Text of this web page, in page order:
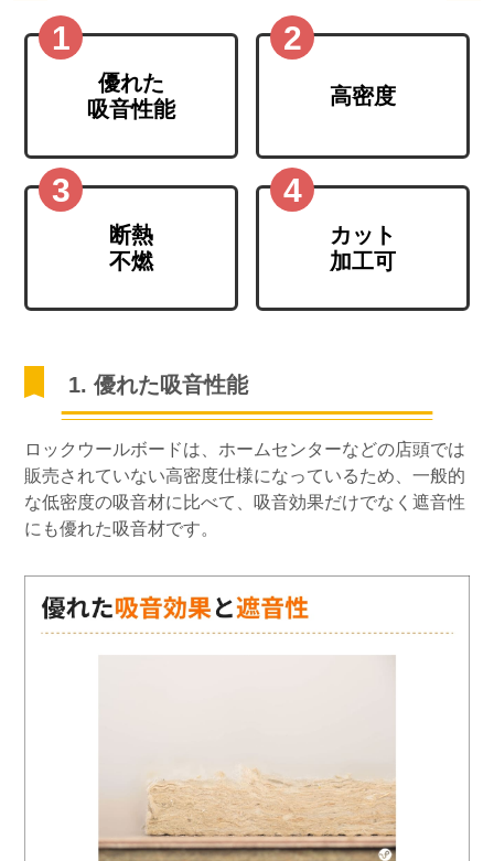
優れた
吸音性能
高密度
断熱
不燃
カット
加工可
1. 優れた吸音性能
ロックウールボードは、ホームセンターなどの店頭では
販売されていない高密度仕様になっているため、一般的
な低密度の吸音材に比べて、吸音効果だけでなく遮音性
にも優れた吸音材です。